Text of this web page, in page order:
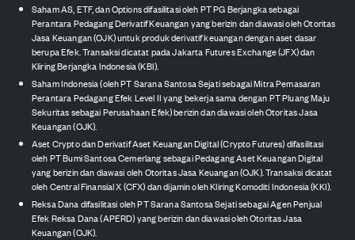
Saham AS, ETF, dan Options difasilitasi oleh PT PG Berjangka sebagai
Perantara Pedagang Derivatif Keuangan yang berizin dan diawasi oleh Otoritas
Jasa Keuangan (OJK) untuk produk derivatif keuangan dengan aset dasar
berupa Efek. Transaksi dicatat pada Jakarta Futures Exchange (JFX) dan
Kliring Berjangka Indonesia (KBI).
Saham Indonesia (oleh PT Sarana Santosa Sejati sebagai Mitra Pemasaran
Perantara Pedagang Efek Level II yang bekerja sama dengan PT Pluang Maju
Sekuritas sebagai Perusahaan Efek) berizin dan diawasi oleh Otoritas Jasa
Keuangan (OJK).
Aset Crypto dan Derivatif Aset Keuangan Digital (Crypto Futures) difasilitasi
oleh PT Bumi Santosa Cemerlang sebagai Pedagang Aset Keuangan Digital
yang berizin dan diawasi oleh Otoritas Jasa Keuangan (OJK). Transaksi dicatat
oleh Central Finansial X (CFX) dan dijamin oleh Kliring Komoditi Indonesia (KKI).
Reksa Dana difasilitasi oleh PT Sarana Santosa Sejati sebagai Agen Penjual
Efek Reksa Dana (APERD) yang berizin dan diawasi oleh Otoritas Jasa
Keuangan (OJK).